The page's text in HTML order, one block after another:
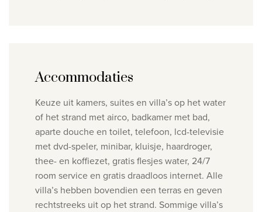
Accommodaties
Keuze uit kamers, suites en villa’s op het water
of het strand met airco, badkamer met bad,
aparte douche en toilet, telefoon, lcd-televisie
met dvd-speler, minibar, kluisje, haardroger,
thee- en koffiezet, gratis flesjes water, 24/7
room service en gratis draadloos internet. Alle
villa’s hebben bovendien een terras en geven
rechtstreeks uit op het strand. Sommige villa’s